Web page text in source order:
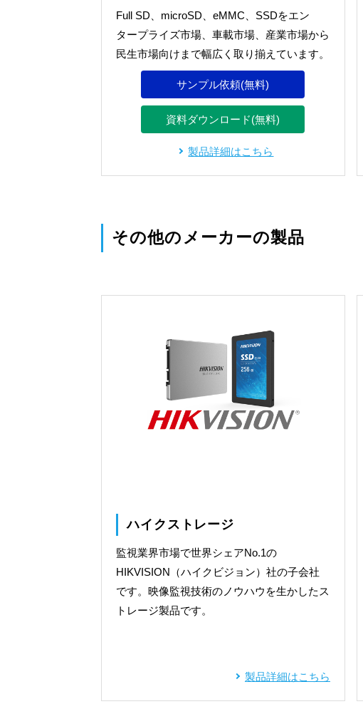
Full SD、microSD、eMMC、SSDをエン
タープライズ市場、車載市場、産業市場から
民生市場向けまで幅広く取り揃えています。
サンプル依頼(無料)
資料ダウンロード(無料)
製品詳細はこちら
その他のメーカーの製品
ハイクストレージ
監視業界市場で世界シェアNo.1の
HIKVISION（ハイクビジョン）社の子会社
です。映像監視技術のノウハウを生かしたス
トレージ製品です。
製品詳細はこちら